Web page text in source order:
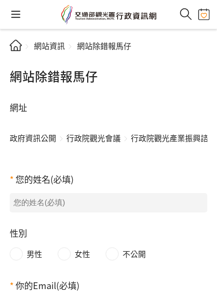
網站資訊 網站除錯報馬仔
網站除錯報馬仔
網址
政府資訊公開 行政院觀光會議 行政院觀光產業振興諮
您的姓名(必填)
性別
男性 女性 不公開
你的Email(必填)